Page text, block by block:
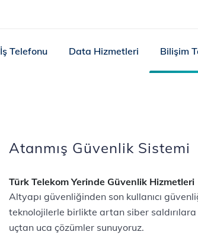
İş Telefonu Data Hizmetleri Bilişim
Atanmış Güvenlik Sistemi
Türk Telekom Yerinde Güvenlik Hizmetleri
Altyapı güvenliğinden son kullanıcı
teknolojilerle birlikte artan siber
uçtan uca çözümler sunuyoruz.